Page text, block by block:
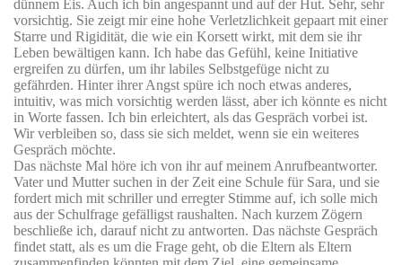
dünnem Eis. Auch ich bin angespannt und auf der Hut. Sehr, sehr
vorsichtig. Sie zeigt mir eine hohe Verletzlichkeit gepaart mit einer
Starre und Rigidität, die wie ein Korsett wirkt, mit dem sie ihr
Leben bewältigen kann. Ich habe das Gefühl, keine Initiative
ergreifen zu dürfen, um ihr labiles Selbstgefüge nicht zu
gefährden. Hinter ihrer Angst spüre ich noch etwas anderes,
intuitiv, was mich vorsichtig werden lässt, aber ich könnte es nicht
in Worte fassen. Ich bin erleichtert, als das Gespräch vorbei ist.
Wir verbleiben so, dass sie sich meldet, wenn sie ein weiteres
Gespräch möchte.
Das nächste Mal höre ich von ihr auf meinem Anrufbeantworter.
Vater und Mutter suchen in der Zeit eine Schule für Sara, und sie
fordert mich mit schriller und erregter Stimme auf, ich solle mich
aus der Schulfrage gefälligst raushalten. Nach kurzem Zögern
beschließe ich, darauf nicht zu antworten. Das nächste Gespräch
findet statt, als es um die Frage geht, ob die Eltern als Eltern